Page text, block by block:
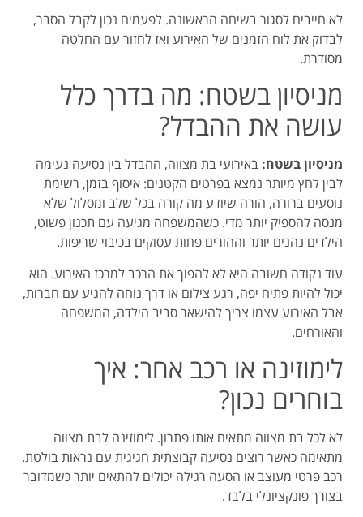
לא חייבים לסגור בשיחה הראשונה. לפעמים נכון לקבל הסבר,
לבדוק את לוח הזמנים של האירוע ואז לחזור עם החלטה
מסודרת.
מניסיון בשטח: מה בדרך כלל
עושה את ההבדל?
מניסיון בשטח: באירועי בת מצווה, ההבדל בין נסיעה נעימה
לבין לחץ מיותר נמצא בפרטים הקטנים: איסוף בזמן, רשימת
נוסעים ברורה, הורה שיודע מה קורה בכל שלב ומסלול שלא
מנסה להספיק יותר מדי. כשהמשפחה מגיעה עם תכנון פשוט,
הילדים נהנים יותר וההורים פחות עסוקים בכיבוי שריפות.
עוד נקודה חשובה היא לא להפוך את הרכב למרכז האירוע. הוא
יכול להיות פתיח יפה, רגע צילום או דרך נוחה להגיע עם חברות,
אבל האירוע עצמו צריך להישאר סביב הילדה, המשפחה
והאורחים.
לימוזינה או רכב אחר: איך
בוחרים נכון?
לא לכל בת מצווה מתאים אותו פתרון. לימוזינה לבת מצווה
מתאימה כאשר רוצים נסיעה קבוצתית חגיגית עם נראות בולטת.
רכב פרטי מעוצב או הסעה רגילה יכולים להתאים יותר כשמדובר
בצורך פונקציונלי בלבד.